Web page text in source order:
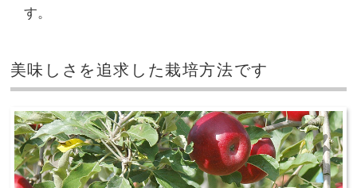
す。
美味しさを追求した栽培方法です